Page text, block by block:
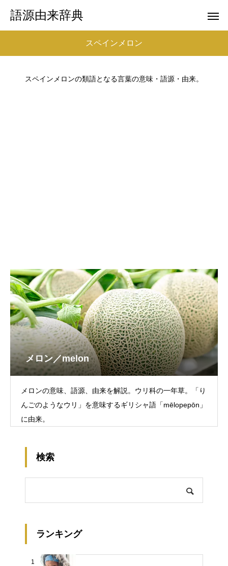
語源由来辞典
スペインメロン
スペインメロンの類語となる言葉の意味・語源・由来。
メロン／melon
メロンの意味、語源、由来を解説。ウリ科の一年草。「り
んごのようなウリ」を意味するギリシャ語「mēlopepōn」
に由来。
検索
ランキング
1